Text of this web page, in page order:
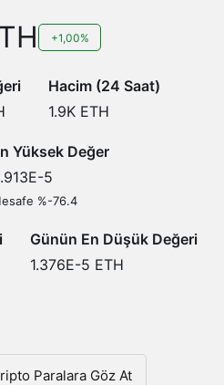
+1,00%
Hacim (24 Saat)
1.9K ETH
Yüksek Değer
5
%-76.4
Günün En Düşük Değeri
1.376E-5 ETH
Paralara Göz At